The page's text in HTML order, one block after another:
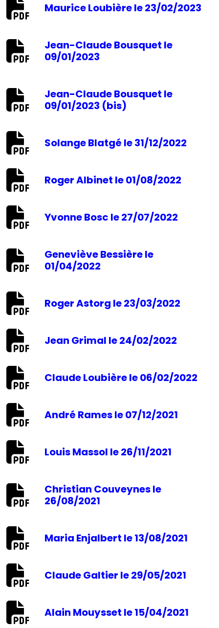
Maurice Loubière le 23/02/2023
Jean-Claude Bousquet le
09/01/2023
Jean-Claude Bousquet le
09/01/2023 (bis)
Solange Blatgé le 31/12/2022
Roger Albinet le 01/08/2022
Yvonne Bosc le 27/07/2022
Geneviève Bessière le
01/04/2022
Roger Astorg le 23/03/2022
Jean Grimal le 24/02/2022
Claude Loubière le 06/02/2022
André Rames le 07/12/2021
Louis Massol le 26/11/2021
Christian Couveynes le
26/08/2021
Maria Enjalbert le 13/08/2021
Claude Galtier le 29/05/2021
Alain Mouysset le 15/04/2021